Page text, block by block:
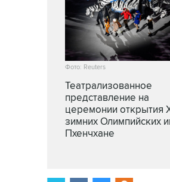
Фото: Reuters
Театрализованное
представление на
церемонии открытия
зимних Олимпийских
Пхенчхане